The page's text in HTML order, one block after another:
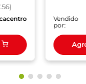
)
Vendido
por: